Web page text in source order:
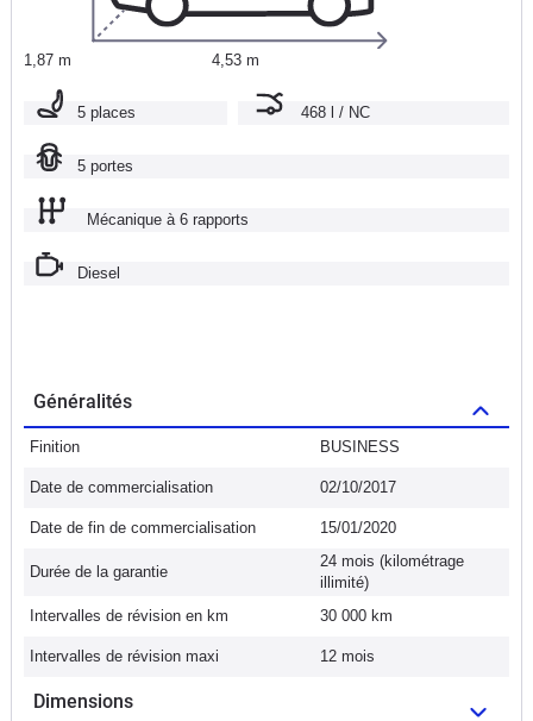
1,87 m 4,53 m
5 places 468 l / NC
5 portes
Mécanique à 6 rapports
Diesel
Généralités
Finition BUSINESS
Date de commercialisation 02/10/2017
Date de fin de commercialisation 15/01/2020
Durée de la garantie
24 mois (kilométrage
illimité)
Intervalles de révision en km
30 000 km
Intervalles de révision maxi 12 mois
Dimensions